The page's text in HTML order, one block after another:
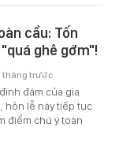
cầu: Tốn
ghê gớm"!
đám của gia
hôn lễ này tiếp tục
điểm chú ý toàn
tháng trước